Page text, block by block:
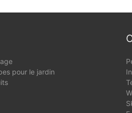
traitement UV
pour le jardin